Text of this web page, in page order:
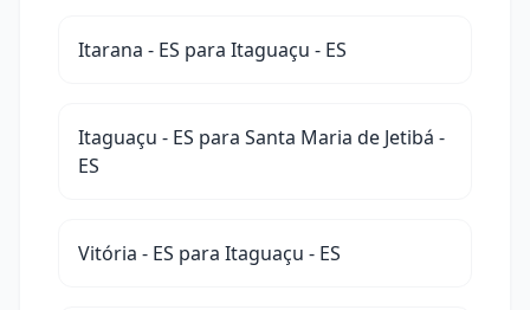
Itarana - ES para Itaguaçu - ES
Itaguaçu - ES para Santa Maria de Jetibá -
ES
Vitória - ES para Itaguaçu - ES